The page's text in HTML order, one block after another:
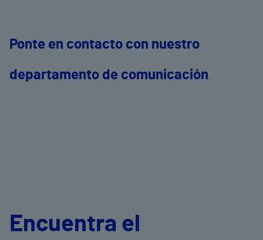
Ponte en contacto con nuestro
departamento de comunicación
Encuentra el